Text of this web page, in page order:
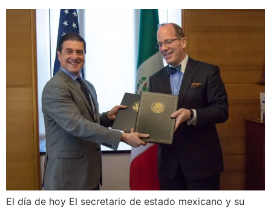
El día de hoy El secretario de estado mexicano y su